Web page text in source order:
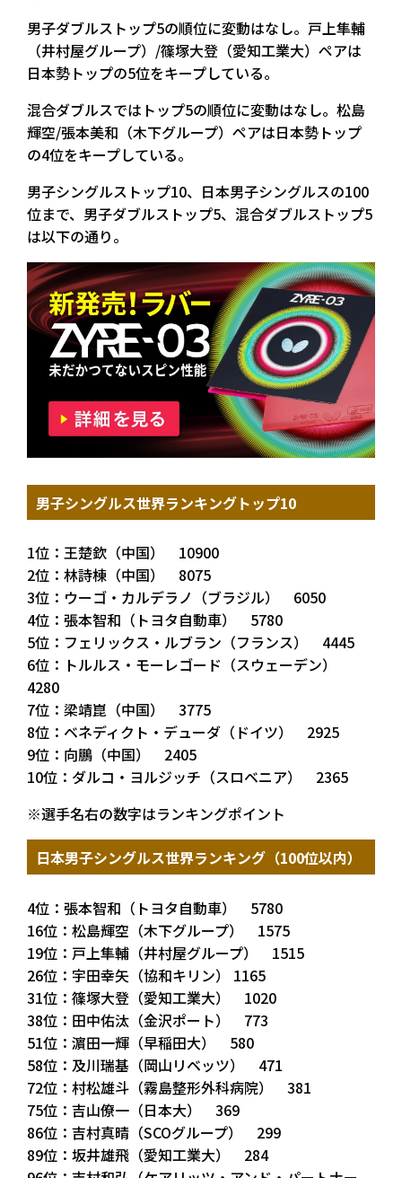
男子ダブルストップ5の順位に変動はなし。戸上隼輔
（井村屋グループ）/篠塚大登（愛知工業大）ペアは
日本勢トップの5位をキープしている。
混合ダブルスではトップ5の順位に変動はなし。松島
輝空/張本美和（木下グループ）ペアは日本勢トップ
の4位をキープしている。
男子シングルストップ10、日本男子シングルスの100
位まで、男子ダブルストップ5、混合ダブルストップ5
は以下の通り。
男子シングルス世界ランキングトップ10
1位：王楚欽（中国） 10900
2位：林詩棟（中国） 8075
3位：ウーゴ・カルデラノ（ブラジル） 6050
4位：張本智和（トヨタ自動車） 5780
5位：フェリックス・ルブラン（フランス） 4445
6位：トルルス・モーレゴード（スウェーデン）
4280
7位：梁靖崑（中国） 3775
8位：ベネディクト・デューダ（ドイツ） 2925
9位：向鵬（中国） 2405
10位：ダルコ・ヨルジッチ（スロベニア） 2365
※選手名右の数字はランキングポイント
日本男子シングルス世界ランキング（100位以内）
4位：張本智和（トヨタ自動車） 5780
16位：松島輝空（木下グループ） 1575
19位：戸上隼輔（井村屋グループ） 1515
26位：宇田幸矢（協和キリン） 1165
31位：篠塚大登（愛知工業大） 1020
38位：田中佑汰（金沢ポート） 773
51位：濵田一輝（早稲田大） 580
58位：及川瑞基（岡山リベッツ） 471
72位：村松雄斗（霧島整形外科病院） 381
75位：吉山僚一（日本大） 369
86位：吉村真晴（SCOグループ） 299
89位：坂井雄飛（愛知工業大） 284